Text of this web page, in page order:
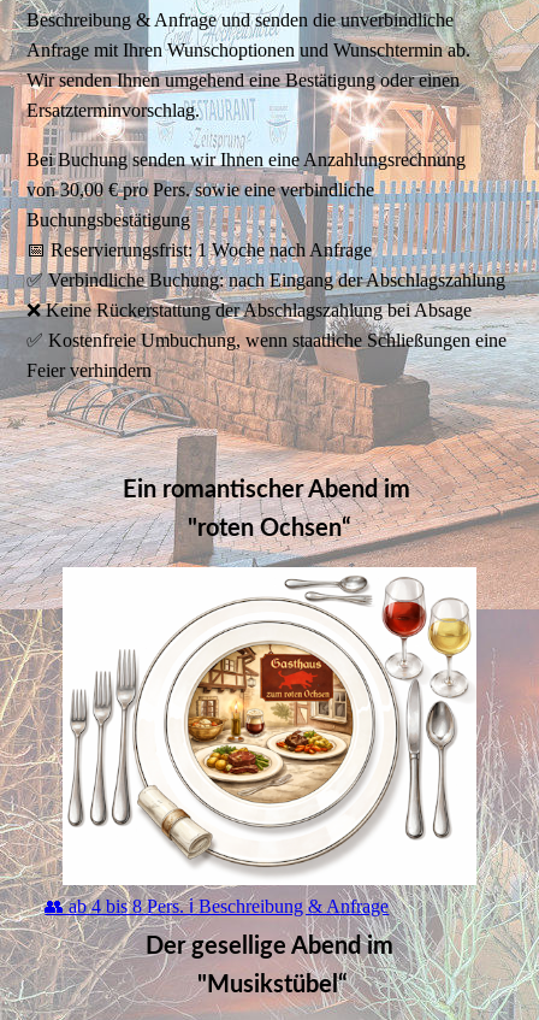
Beschreibung & Anfrage und senden die unverbindliche
Anfrage mit Ihren Wunschoptionen und Wunschtermin ab.
Wir senden Ihnen umgehend eine Bestätigung oder einen
Ersatzterminvorschlag.
Bei Buchung senden wir Ihnen eine Anzahlungsrechnung
von 30,00 € pro Pers. sowie eine verbindliche
Buchungsbestätigung
📅 Reservierungsfrist: 1 Woche nach Anfrage
✅ Verbindliche Buchung: nach Eingang der Abschlagszahlung
❌ Keine Rückerstattung der Abschlagszahlung bei Absage
✅ Kostenfreie Umbuchung, wenn staatliche Schließungen eine
Feier verhindern
Ein romantischer Abend im
"roten Ochsen“
👥 ab 4 bis 8 Pers. ℹ️ Beschreibung & Anfrage
Der gesellige Abend im
"Musikstübel“